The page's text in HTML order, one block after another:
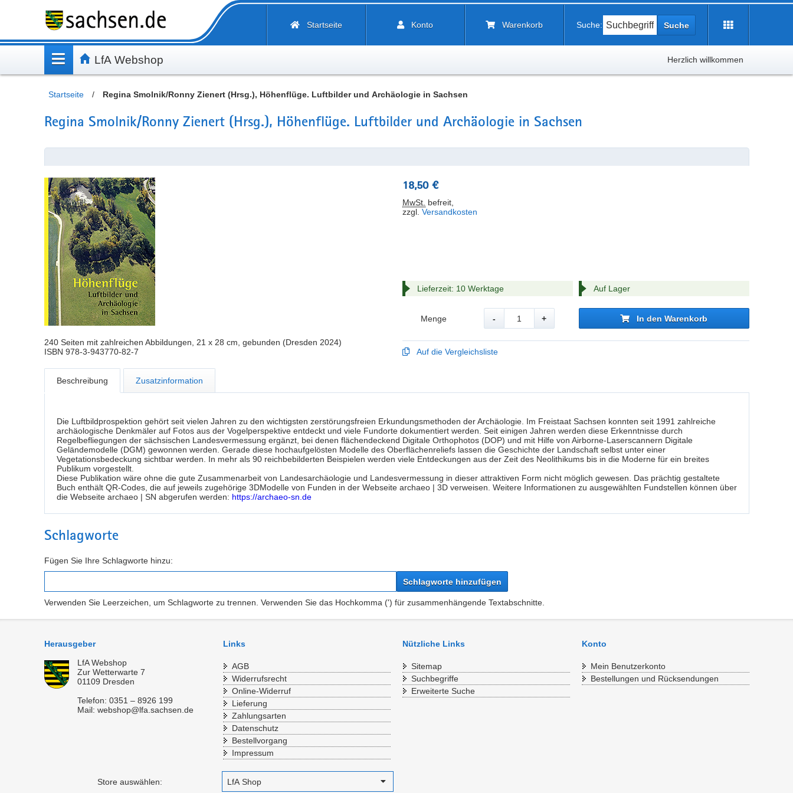
Inhalt
Kundenmenü
Artikelsuche
Servicemenü
Startseite Konto Warenkorb Suche: Suche
LfA Webshop Herzlich willkommen
Startseite / Regina Smolnik/Ronny Zienert (Hrsg.), Höhenflüge. Luftbilder und Archäologie in Sachsen
Regina Smolnik/Ronny Zienert (Hrsg.), Höhenflüge. Luftbilder und Archäologie in Sachsen
240 Seiten mit zahlreichen Abbildungen, 21 x 28 cm, gebunden (Dresden 2024)
ISBN 978-3-943770-82-7
18,50 €
MwSt. befreit
zzgl. Versandkosten
Lieferzeit: 10 Werktage Auf Lager
Menge - + In den Warenkorb
Auf die Vergleichsliste
Beschreibung Zusatzinformation
Die Luftbildprospektion gehört seit vielen Jahren zu den wichtigsten zerstörungsfreien Erkundungsmethoden der Archäologie. Im Freistaat Sachsen konnten seit 1991 zahlreiche
archäologische Denkmäler auf Fotos aus der Vogelperspektive entdeckt und viele Fundorte dokumentiert werden. Seit einigen Jahren werden diese Erkenntnisse durch
Regelbefliegungen der sächsischen Landesvermessung ergänzt, bei denen flächendeckend Digitale Orthophotos (DOP) und mit Hilfe von Airborne-Laserscannern Digitale
Geländemodelle (DGM) gewonnen werden. Gerade diese hochaufgelösten Modelle des Oberflächenreliefs lassen die Geschichte der Landschaft selbst unter einer
Vegetationsbedeckung sichtbar werden. In mehr als 90 reichbebilderten Beispielen werden viele Entdeckungen aus der Zeit des Neolithikums bis in die Moderne für ein breites
Publikum vorgestellt.
Diese Publikation wäre ohne die gute Zusammenarbeit von Landesarchäologie und Landesvermessung in dieser attraktiven Form nicht möglich gewesen. Das prächtig gestaltete
Buch enthält QR-Codes, die auf jeweils zugehörige 3DModelle von Funden in der Webseite archaeo | 3D verweisen. Weitere Informationen zu ausgewählten Fundstellen können über
die Webseite archaeo | SN abgerufen werden: https://archaeo-sn.de
Schlagworte
Fügen Sie Ihre Schlagworte hinzu:
Schlagworte hinzufügen
Verwenden Sie Leerzeichen, um Schlagworte zu trennen. Verwenden Sie das Hochkomma (') für zusammenhängende Textabschnitte.
Herausgeber
LfA Webshop
Zur Wetterwarte 7
01109 Dresden
Telefon: 0351 – 8926 199
Mail: webshop@lfa.sachsen.de
Links
AGB
Widerrufsrecht
Online-Widerruf
Lieferung
Zahlungsarten
Datenschutz
Bestellvorgang
Impressum
Nützliche Links
Sitemap
Suchbegriffe
Erweiterte Suche
Konto
Mein Benutzerkonto
Bestellungen und Rücksendungen
Store auswählen: